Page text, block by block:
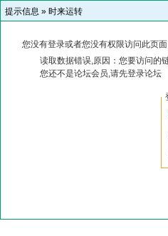
提示信息 » 时来运转
您没有登录或者您没有权限访问此页
读取数据错误,原因：您要访问的
您还不是论坛会员,请先登录论坛